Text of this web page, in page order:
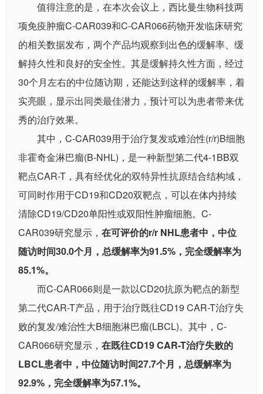
值得注意的是，在本次会议上，西比曼生物科技两
项免疫肿瘤C-CAR039和C-CAR066药物开发临床研究
的相关数据发布，两个产品均观察到出色的缓解率、缓
解持久性和良好的安全性。其是缓解持久性方面，经过
30个月左右的中位随访期，还能达到这样的缓解率，着
实亮眼，显示出同类最佳潜力，预计可以为患者带来优
秀的治疗效果。
其中，C-CAR039用于治疗复发或难治性(r/r)B细胞
非霍奇金淋巴瘤(B-NHL)，是一种新型第二代4-1BB双
靶点CAR-T，具有经优化的双特异性抗原结合结构域，
可同时作用于CD19和CD20双靶点，可以在体内持续
清除CD19/CD20单阳性或双阳性肿瘤细胞。C-
CAR039研究显示， 在可评价的r/r NHL患者中，中位
随访时间30.0个月，总缓解率为91.5%，完全缓解率为
85.1%。
而C-CAR066则是一款以CD20抗原为靶点的新型
第二代CAR-T产品，用于治疗既往CD19 CAR-T治疗失
败的复发/难治性大B细胞淋巴瘤(LBCL)。其中，C-
CAR066研究显示， 在既往CD19 CAR-T治疗失败的
LBCL患者中，中位随访时间27.7个月，总缓解率为
92.9%，完全缓解率为57.1%。